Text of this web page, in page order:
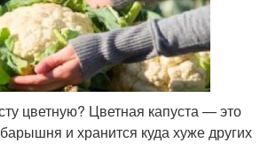
цветную? Цветная капуста — это
и хранится куда хуже других